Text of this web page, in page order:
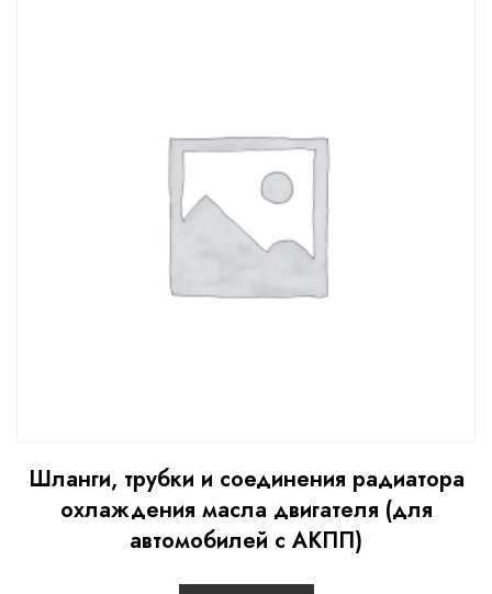
Шланги, трубки и соединения радиатора
охлаждения масла двигателя (для
автомобилей с АКПП)